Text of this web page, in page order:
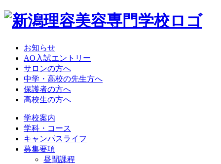
お知らせ
AO入試エントリー
サロンの方へ
中学・高校の先生方へ
保護者の方へ
高校生の方へ
学校案内
学科・コース
キャンパスライフ
募集要項
昼間課程